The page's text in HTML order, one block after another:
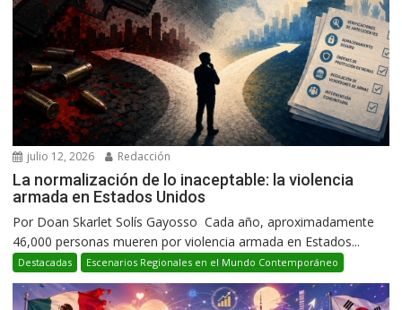
julio 12, 2026 Redacción
La normalización de lo inaceptable: la violencia
armada en Estados Unidos
Por Doan Skarlet Solís Gayosso Cada año, aproximadamente
46,000 personas mueren por violencia armada en Estados...
Destacadas Escenarios Regionales en el Mundo Contemporáneo